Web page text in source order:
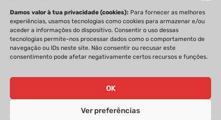
Damos valor à tua privacidade (cookies): Para fornecer as melhores
experiências, usamos tecnologias como cookies para armazenar e/ou
aceder a informações do dispositivo. Consentir o uso dessas
tecnologias permite-nos processar dados como o comportamento de
navegação ou IDs neste site. Não consentir ou recusar este
consentimento pode afetar negativamente certos recursos e funções.
OK
Ver preferências
PRIVACIDADE FICHA TÉCNICA
ESTATUTO EDITORIAL